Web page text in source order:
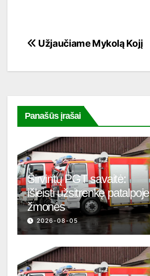
Navigacija
Užjaučiame Mykolą Kojį
Panašūs įrašai
Širvintų PGT savaitė:
išleisti užsitrenkę patalpoje
žmonės
2026-08-05